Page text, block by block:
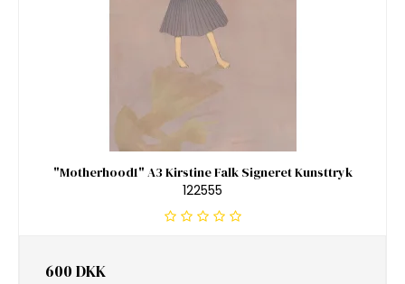
"Motherhood1" A3 Kirstine Falk Signeret Kunsttryk
122555
600 DKK